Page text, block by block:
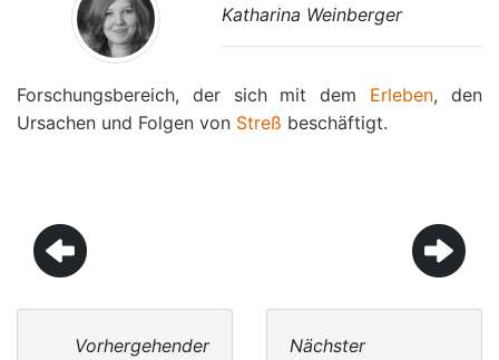
Katharina Weinberger
Forschungsbereich, der sich mit dem Erleben, den
Ursachen und Folgen von Streß beschäftigt.
Vorhergehender
Nächster